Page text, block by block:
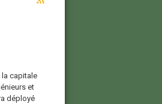
la capitale
et
déployé